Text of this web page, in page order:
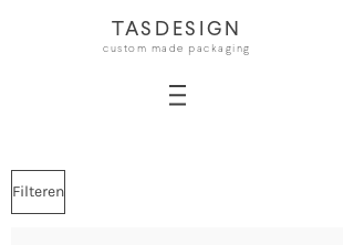
TASDESIGN
custom made packaging
Filteren